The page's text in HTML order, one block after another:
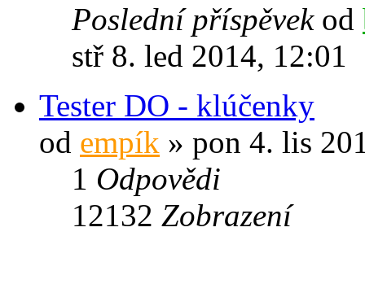
Poslední příspěvek od
stř 8. led 2014, 12:01
Tester DO - klúčenky
od empík » pon 4. lis
1 Odpovědi
12132 Zobrazení